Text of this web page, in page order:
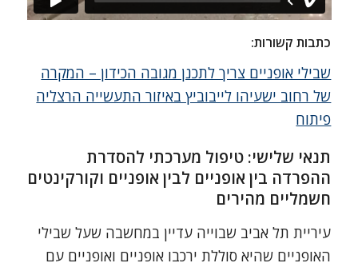
כתבות קשורות:
שבילי אופניים צריך לתכנן מגובה הכידון – המקרה
של רחוב ישעיהו לייבוביץ באיזור התעשייה הרצליה
פיתוח
תנאי שלישי: טיפול מערכתי להסדרת
ההפרדה בין אופניים לבין אופניים וקורקינטים
חשמליים מהירים
עיריית תל אביב שבוייה עדיין במחשבה שעל שבילי
האופניים שהיא סוללת ירכבו אופניים ואופניים עם